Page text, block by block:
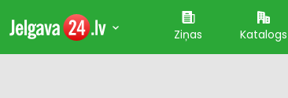
Ziņas Katalogs